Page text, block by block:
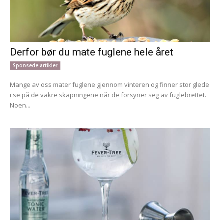
Derfor bør du mate fuglene hele året
Sponsede artikler
Mange av oss mater fuglene gjennom vinteren og finner stor glede
i se på de vakre skapningene når de forsyner seg av fuglebrettet.
Noen...